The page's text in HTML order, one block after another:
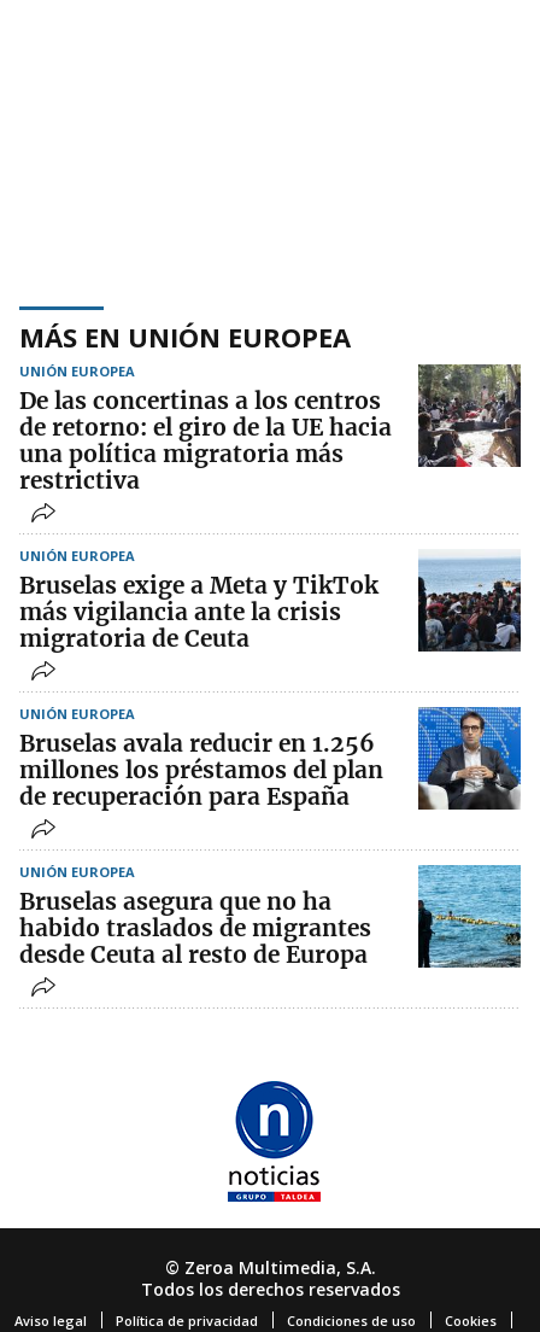
MÁS EN UNIÓN EUROPEA
UNIÓN EUROPEA
De las concertinas a los centros
de retorno: el giro de la UE hacia
una política migratoria más
restrictiva
UNIÓN EUROPEA
Bruselas exige a Meta y TikTok
más vigilancia ante la crisis
migratoria de Ceuta
UNIÓN EUROPEA
Bruselas avala reducir en 1.256
millones los préstamos del plan
de recuperación para España
UNIÓN EUROPEA
Bruselas asegura que no ha
habido traslados de migrantes
desde Ceuta al resto de Europa
© Zeroa Multimedia, S.A.
Todos los derechos reservados
Aviso legal Política de privacidad Condiciones de uso Cookies